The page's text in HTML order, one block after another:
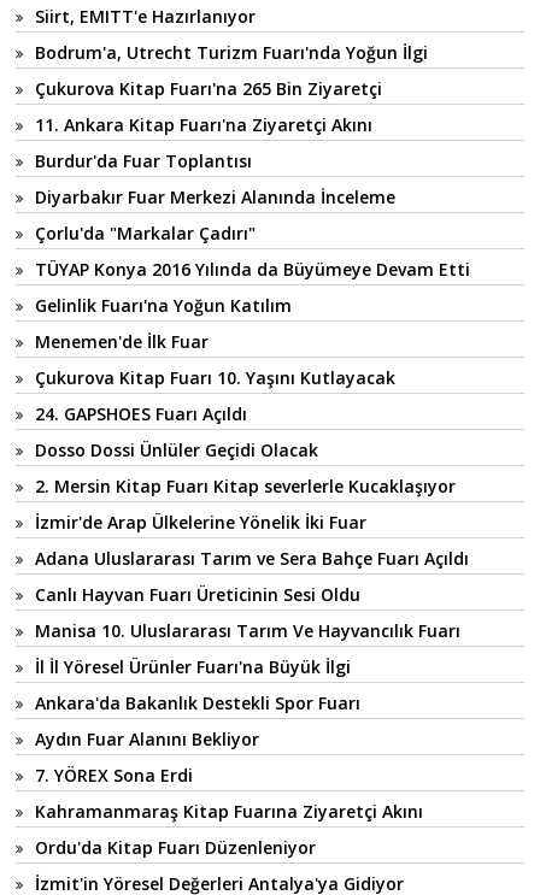
Siirt, EMITT'e Hazırlanıyor
Bodrum'a, Utrecht Turizm Fuarı'nda Yoğun İlgi
Çukurova Kitap Fuarı'na 265 Bin Ziyaretçi
11. Ankara Kitap Fuarı'na Ziyaretçi Akını
Burdur'da Fuar Toplantısı
Diyarbakır Fuar Merkezi Alanında İnceleme
Çorlu'da "Markalar Çadırı"
TÜYAP Konya 2016 Yılında da Büyümeye Devam Etti
Gelinlik Fuarı'na Yoğun Katılım
Menemen'de İlk Fuar
Çukurova Kitap Fuarı 10. Yaşını Kutlayacak
24. GAPSHOES Fuarı Açıldı
Dosso Dossi Ünlüler Geçidi Olacak
2. Mersin Kitap Fuarı Kitap severlerle Kucaklaşıyor
İzmir'de Arap Ülkelerine Yönelik İki Fuar
Adana Uluslararası Tarım ve Sera Bahçe Fuarı Açıldı
Canlı Hayvan Fuarı Üreticinin Sesi Oldu
Manisa 10. Uluslararası Tarım Ve Hayvancılık Fuarı
İl İl Yöresel Ürünler Fuarı'na Büyük İlgi
Ankara'da Bakanlık Destekli Spor Fuarı
Aydın Fuar Alanını Bekliyor
7. YÖREX Sona Erdi
Kahramanmaraş Kitap Fuarına Ziyaretçi Akını
Ordu'da Kitap Fuarı Düzenleniyor
İzmit'in Yöresel Değerleri Antalya'ya Gidiyor